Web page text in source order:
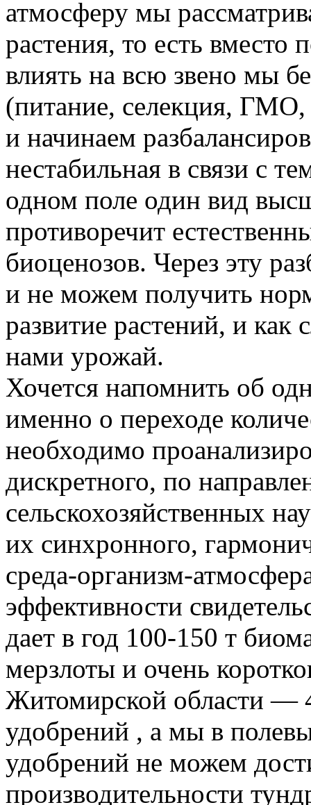
атмосферу мы
растения, то есть вместо
влиять на всю звено мы
(питание, селекция, ГМО,
и начинаем
нестабильная в связи с
одном поле один вид
противоречит
биоценозов. Через эту
и не можем получить
развитие растений, и
нами урожай.
Хочется напомнить об
именно о переходе
необходимо
дискретного, по
сельскохозяйственных
их синхронного,
среда-организм-
эффективности
дает в год 100-150 т
мерзлоты и очень
Житомирской области —
удобрений , а мы в
удобрений не можем
производительности